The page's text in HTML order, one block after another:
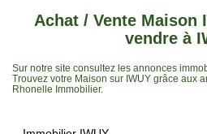
Achat / Vente Maison
vendre à
Sur notre site consultez les annonces
Trouvez votre Maison sur IWUY grâce aux
Rhonelle Immobilier.